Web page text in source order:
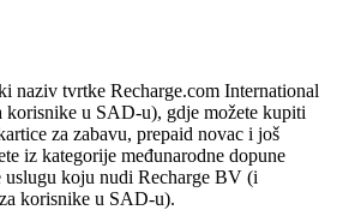
naziv tvrtke Recharge.com International
u SAD-u), gdje možete kupiti
za zabavu, prepaid novac i još
iz kategorije međunarodne dopune
koju nudi Recharge BV (i
korisnike u SAD-u).